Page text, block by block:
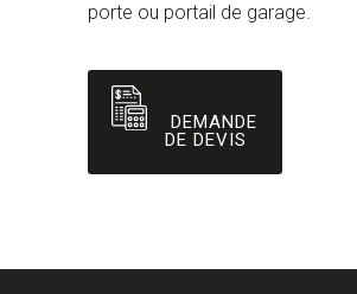
porte ou portail de garage.
DEMANDE